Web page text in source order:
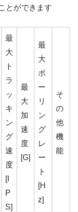
とができます
最
大
ト
ラ
ッ
キ
ン
グ
速
度
[I
P
S]
最
大
加
速
度
[G]
最
大
ポ
ー
リ
ン
グ
レ
ー
ト
[H
z]
そ
の
他
機
能